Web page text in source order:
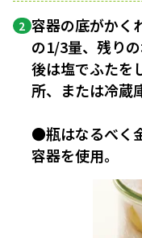
2 容器の底がかく
の1/3量、残り
後は塩でふたを
所、または冷蔵
●瓶はなるべく
容器を使用。